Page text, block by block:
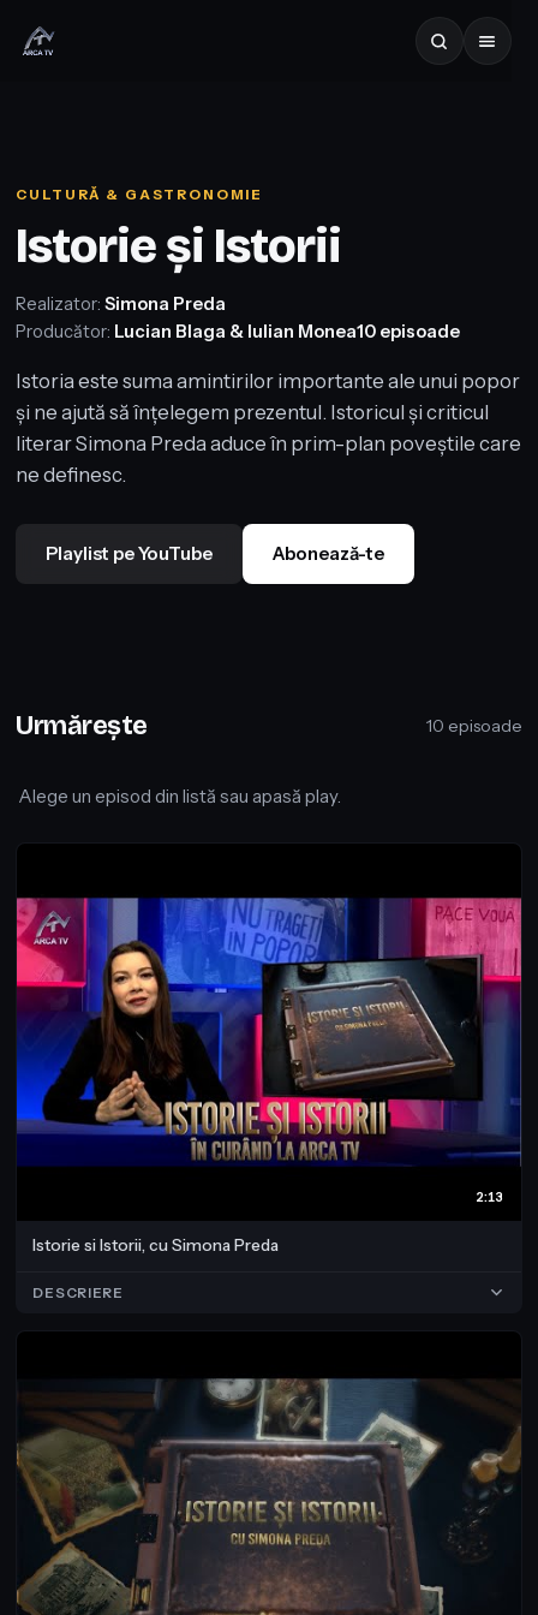
CULTURĂ & GASTRONOMIE
Istorie și Istorii
Realizator:Simona Preda
Producător: Lucian Blaga & Iulian Monea10 episoade
Istoria este suma amintirilor importante ale unui popor
și ne ajută să înțelegem prezentul. Istoricul și criticul
literar Simona Preda aduce în prim-plan poveștile care
ne definesc.
Playlist pe YouTube Abonează-te
Urmărește 10 episoade
Alege un episod din listă sau apasă play.
2:13
Istorie si Istorii, cu Simona Preda
DESCRIERE
amintirilor importante ale unui popor şi ne ajută să înţelegem
trecutul ca astfel să înţelegem prezentul. Și poate să nu repetăm
greșelile trecutului.
O emisiune despre istorie este necesară și importantă.
Realizatoarea emisiunii, Simona Preda, este istoric şi critic literar, cu
experienţă de mai mulţi ani în publicistica de specialitate şi
culturală. Licenţiată a Facultăţii de Filosofie (Universitatea din
Bucureşti, 2003) şi a Facultăţii de Istorie (Universitatea din
Bucureşti, 2007), absolventă a Masterului de Istoria Ideilor şi
Mentalităţilor (Universitatea din Bucureşti, 2006), Doctor în Istorie